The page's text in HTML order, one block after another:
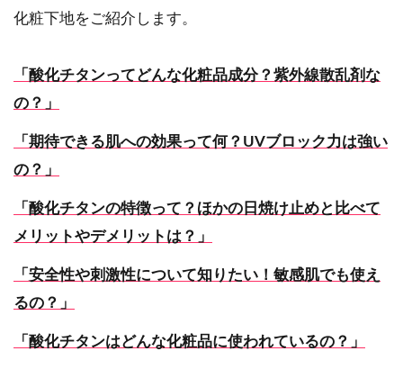
化粧下地をご紹介します。
「酸化チタンってどんな化粧品成分？紫外線散乱剤な
の？」
「期待できる肌への効果って何？UVブロック力は強い
の？」
「酸化チタンの特徴って？ほかの日焼け止めと比べて
メリットやデメリットは？」
「安全性や刺激性について知りたい！敏感肌でも使え
るの？」
「酸化チタンはどんな化粧品に使われているの？」